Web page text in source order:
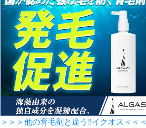
＞＞＞他の育毛剤と違う‼イクオス＜＜＜